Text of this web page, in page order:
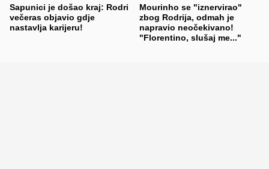
Sapunici je došao kraj: Rodri
večeras objavio gdje
nastavlja karijeru!
Mourinho se "iznervirao"
zbog Rodrija, odmah je
napravio neočekivano!
"Florentino, slušaj me..."